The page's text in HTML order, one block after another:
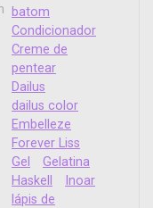
batom
Condicionador
Creme de
pentear
Dailus
dailus color
Embelleze
Forever Liss
Gel
Gelatina
Haskell
Inoar
lápis de